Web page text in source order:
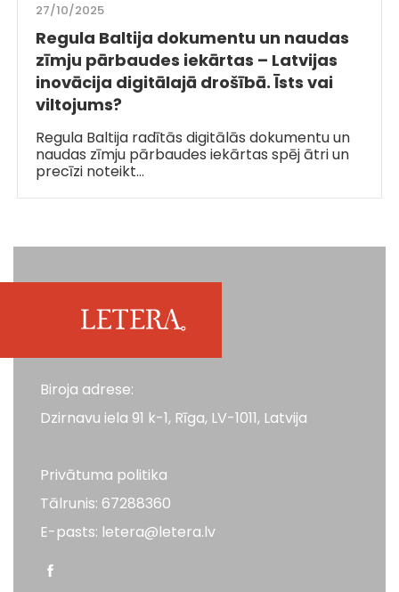
27/10/2025
Regula Baltija dokumentu un naudas
zīmju pārbaudes iekārtas – Latvijas
inovācija digitālajā drošībā. Īsts vai
viltojums?
Regula Baltija radītās digitālās dokumentu un
naudas zīmju pārbaudes iekārtas spēj ātri un
precīzi noteikt…
Biroja adrese:
Dzirnavu iela 91 k-1, Rīga, LV-1011, Latvija
Privātuma politika
Tālrunis: 67288360
E-pasts: letera@letera.lv